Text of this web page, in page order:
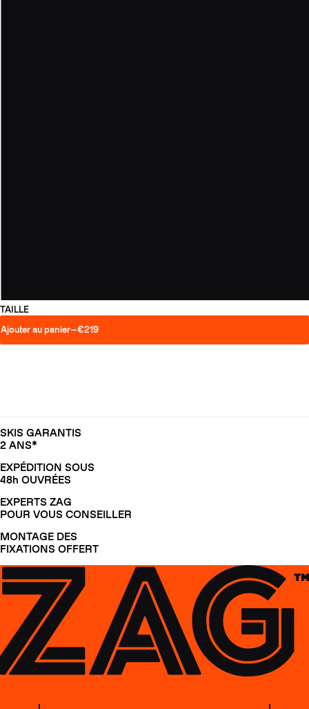
TAILLE
Ajouter au panier—€219
SKIS GARANTIS
2 ANS*
EXPÉDITION SOUS
48h OUVRÉES
EXPERTS ZAG
POUR VOUS CONSEILLER
MONTAGE DES
FIXATIONS OFFERT